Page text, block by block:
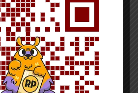
PEKSIMIDA 2026
| Moda Gelap
Br Tarigan USU, wacana.org –
Sumatera Utara...
waktu baca